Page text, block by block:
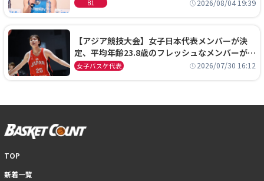
B1 2026/08/04 19:39
【アジア競技大会】女子日本代表メンバーが決
定、平均年齢23.8歳のフレッシュなメンバーが日
本開催の大舞台で頂点を狙う
女子バスケ代表 2026/07/30 16:12
TOP
新着一覧